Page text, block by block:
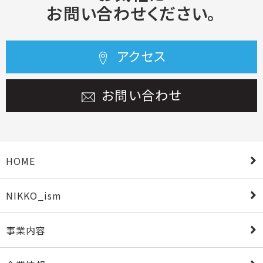
お問い合わせください。
アクセス
お問い合わせ
HOME
NIKKO_ism
事業内容